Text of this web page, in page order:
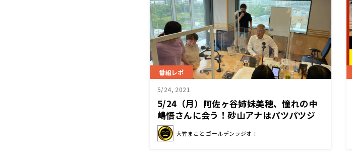
番組レポ
5/24, 2021
5/24（月）阿佐ヶ谷姉妹美穂、憧れの中
嶋悟さんに会う！砂山アナはパツパツジ
ーンズ！
大竹まこと ゴールデンラジオ！